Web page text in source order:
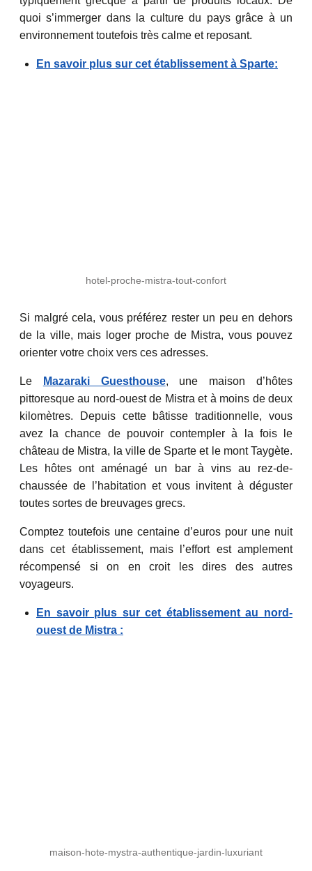
quoi s’immerger dans la culture du pays grâce à un
environnement toutefois très calme et reposant.
En savoir plus sur cet établissement à Sparte:
hotel-proche-mistra-tout-confort
Si malgré cela, vous préférez rester un peu en dehors
de la ville, mais loger proche de Mistra, vous pouvez
orienter votre choix vers ces adresses.
Le Mazaraki Guesthouse, une maison d’hôtes
pittoresque au nord-ouest de Mistra et à moins de deux
kilomètres. Depuis cette bâtisse traditionnelle, vous
avez la chance de pouvoir contempler à la fois le
château de Mistra, la ville de Sparte et le mont Taygète.
Les hôtes ont aménagé un bar à vins au rez-de-
chaussée de l’habitation et vous invitent à déguster
toutes sortes de breuvages grecs.
Comptez toutefois une centaine d’euros pour une nuit
dans cet établissement, mais l’effort est amplement
récompensé si on en croit les dires des autres
voyageurs.
En savoir plus sur cet établissement au nord-
ouest de Mistra :
maison-hote-mystra-authentique-jardin-luxuriant